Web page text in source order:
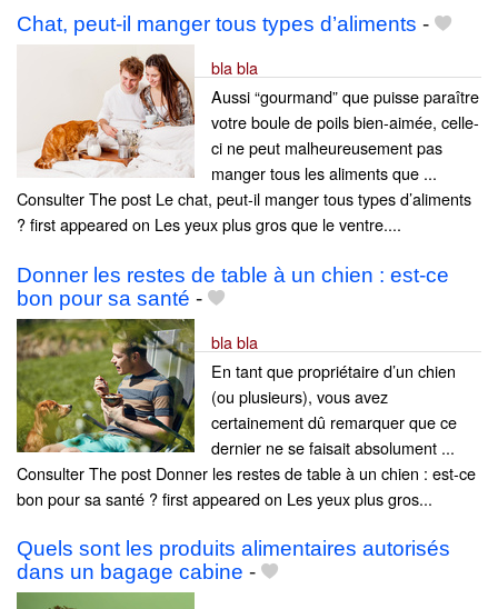
Chat, peut-il manger tous types d’aliments -
bla bla
Aussi “gourmand” que puisse paraître
votre boule de poils bien-aimée, celle-
ci ne peut malheureusement pas
manger tous les aliments que ...
Consulter The post Le chat, peut-il manger tous types d’aliments
? first appeared on Les yeux plus gros que le ventre....
Donner les restes de table à un chien : est-ce
bon pour sa santé -
bla bla
En tant que propriétaire d’un chien
(ou plusieurs), vous avez
certainement dû remarquer que ce
dernier ne se faisait absolument ...
Consulter The post Donner les restes de table à un chien : est-ce
bon pour sa santé ? first appeared on Les yeux plus gros...
Quels sont les produits alimentaires autorisés
dans un bagage cabine -